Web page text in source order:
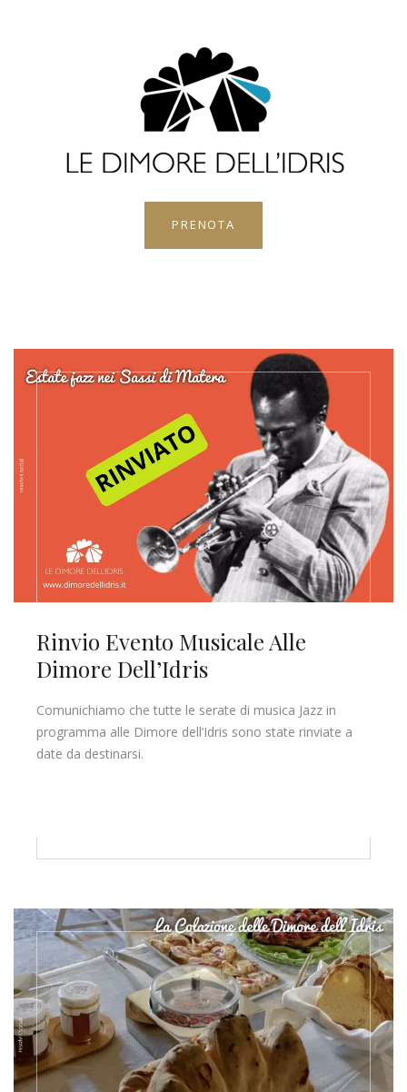
PRENOTA
Rinvio Evento Musicale Alle
Dimore Dell’Idris
Comunichiamo che tutte le serate di musica Jazz in
programma alle Dimore dell’Idris sono state rinviate a
date da destinarsi.